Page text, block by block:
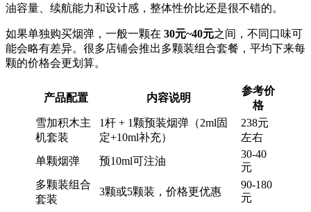
油容量、续航能力和设计感，整体性价比还是很不错的。
如果单独购买烟弹，一般一颗在 30元~40元之间，不同口味可
能会略有差异。很多店铺会推出多颗装组合套餐，平均下来每
颗的价格会更划算。
产品配置 内容说明
参考价
格
雪加积木主
机套装
1杆 + 1颗预装烟弹（2ml固
定+10ml补充）
238元
左右
单颗烟弹
预10ml可注油
30-40
元
多颗装组合
套装
3颗或5颗装，价格更优惠
90-180
元